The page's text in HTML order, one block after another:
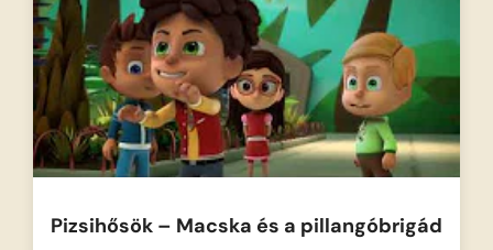
Pizsihősök – Macska és a pillangóbrigád